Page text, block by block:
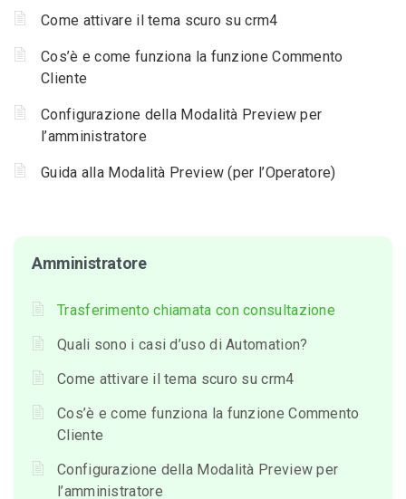
Come attivare il tema scuro su crm4
Cos’è e come funziona la funzione Commento
Cliente
Configurazione della Modalità Preview per
l’amministratore
Guida alla Modalità Preview (per l’Operatore)
Amministratore
Trasferimento chiamata con consultazione
Quali sono i casi d’uso di Automation?
Come attivare il tema scuro su crm4
Cos’è e come funziona la funzione Commento
Cliente
Configurazione della Modalità Preview per
l’amministratore